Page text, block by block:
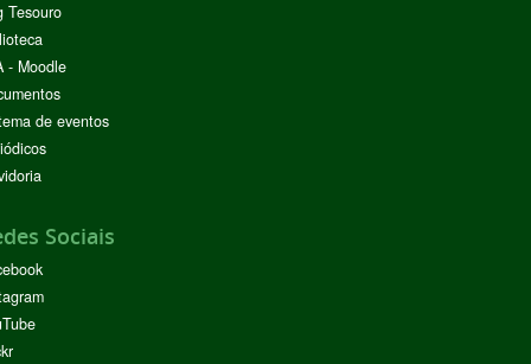
Tesouro
- Moodle
de eventos
Sociais